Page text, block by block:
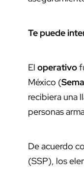
Te puede
El operativo
México (
recibiera una
personas
De acuerdo
(SSP), los